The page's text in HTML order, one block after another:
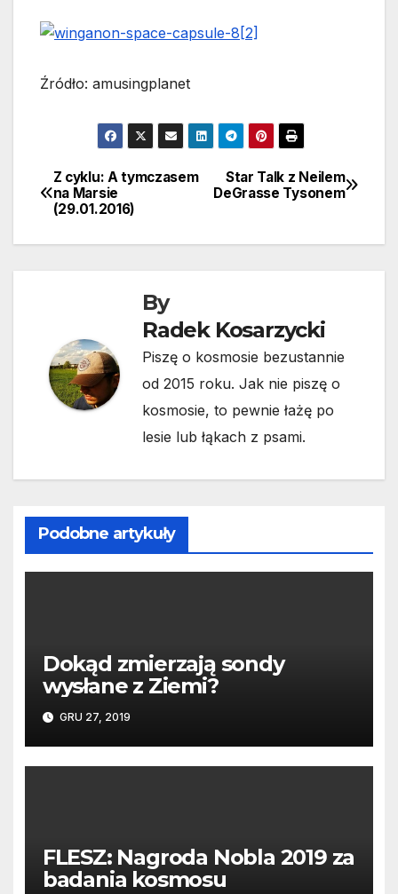
Źródło: amusingplanet
Nawigacja
wpisu
Star Talk z Neilem
DeGrasse Tysonem
Z cyklu: A tymczasem
na Marsie
(29.01.2016)
By
Radek Kosarzycki
Piszę o kosmosie bezustannie
od 2015 roku. Jak nie piszę o
kosmosie, to pewnie łażę po
lesie lub łąkach z psami.
Podobne artykuły
Dokąd zmierzają sondy
wysłane z Ziemi?
GRU 27, 2019
FLESZ: Nagroda Nobla 2019 za
badania kosmosu